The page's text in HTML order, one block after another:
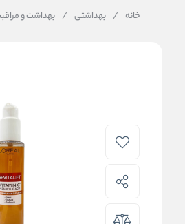
خانه / بهداشتی / بهداشت و